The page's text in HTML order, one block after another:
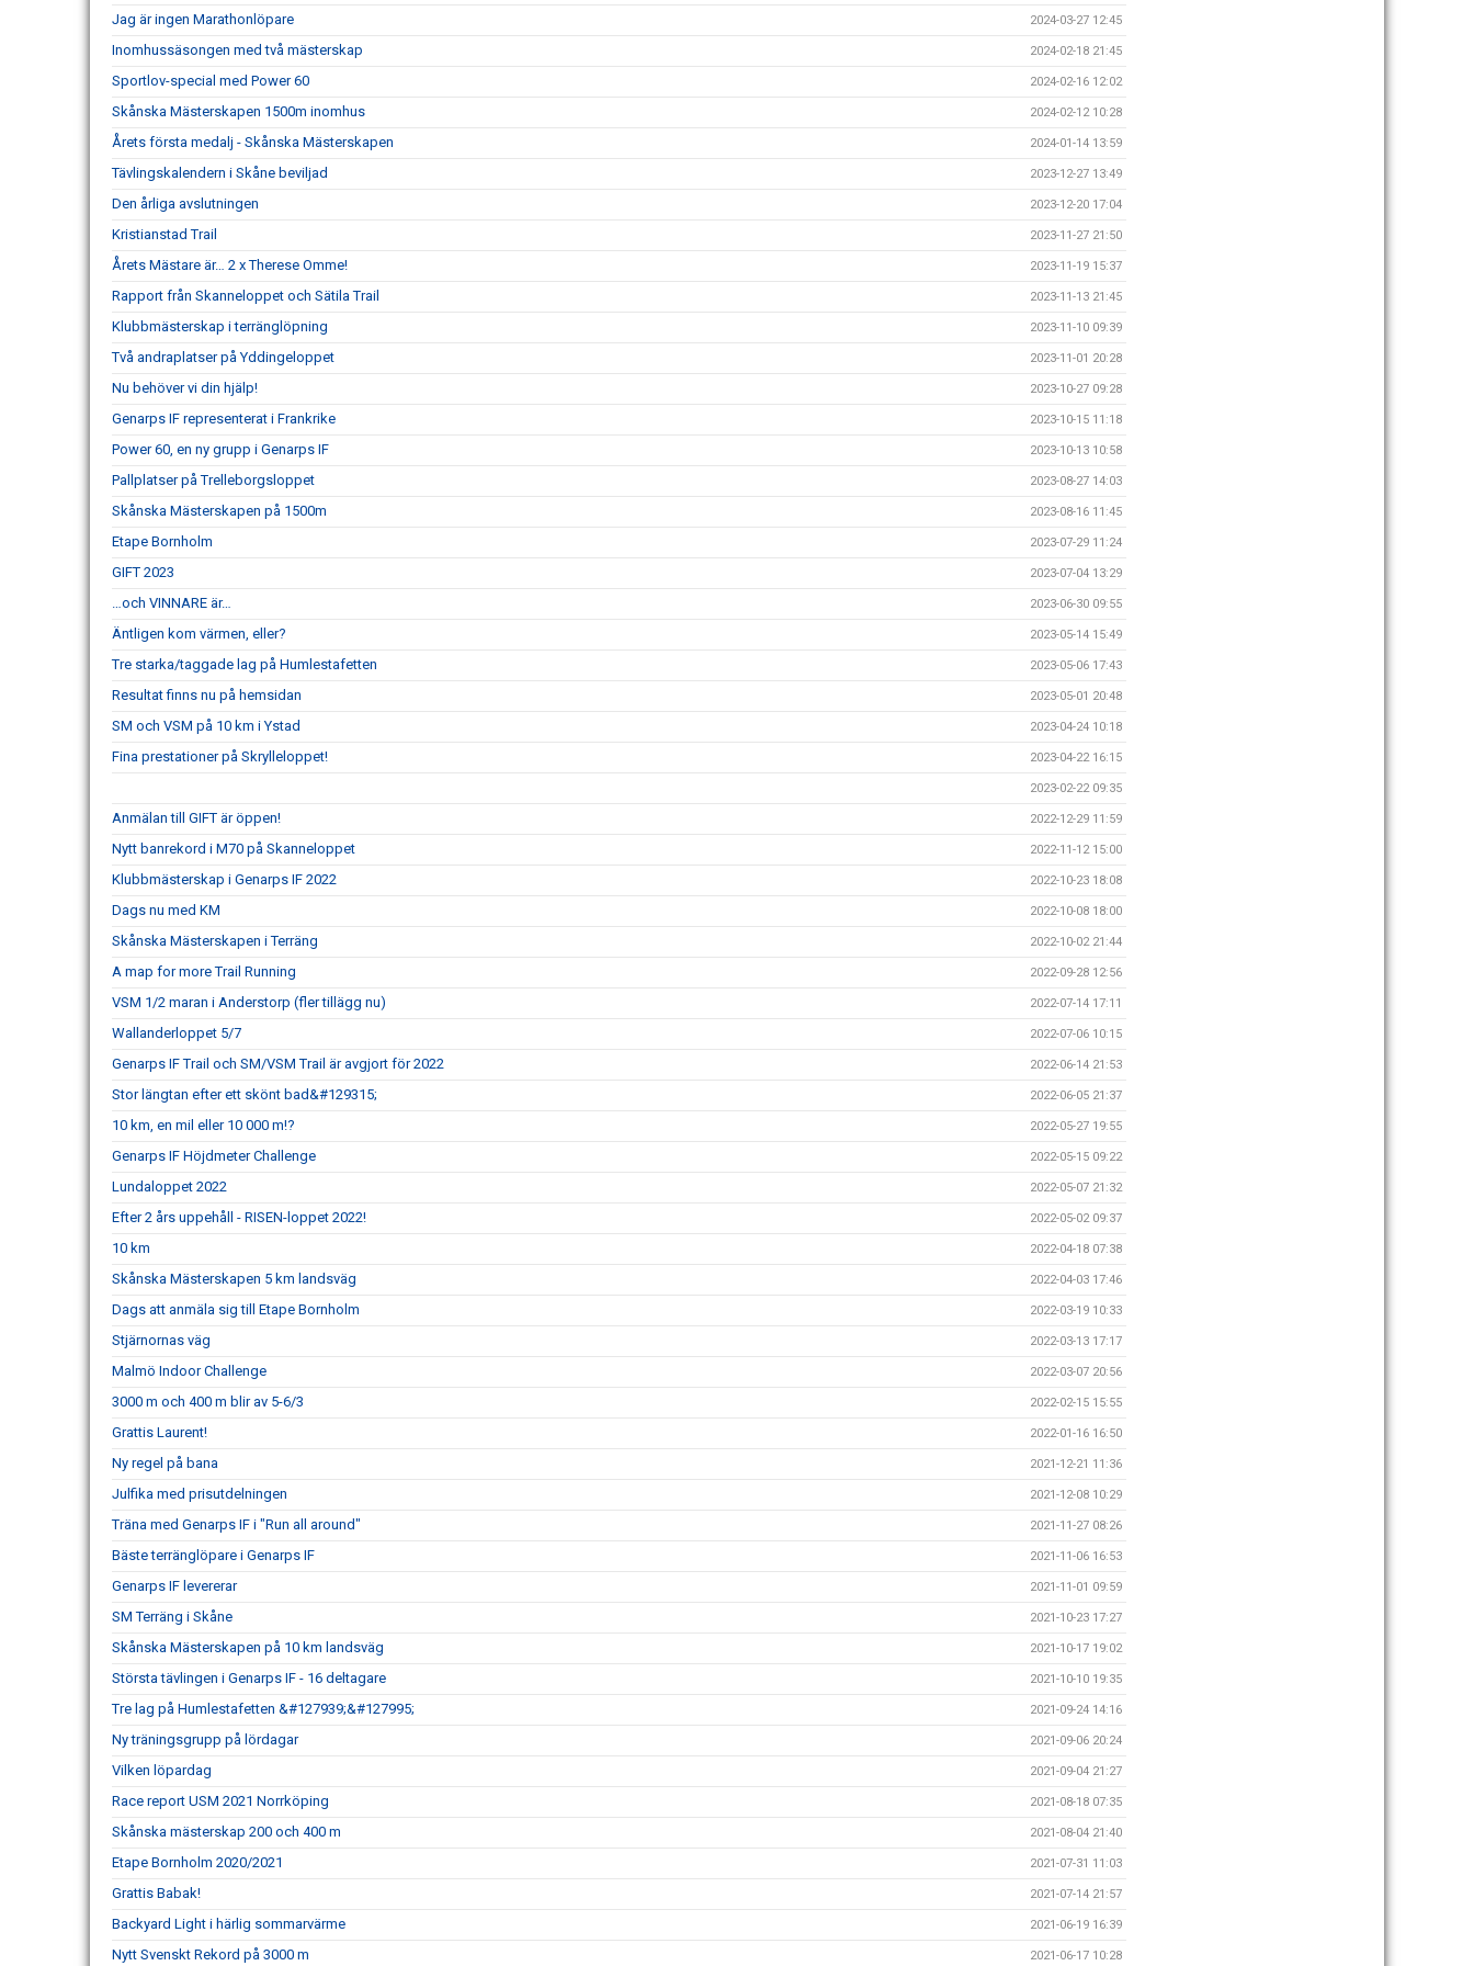
Jag är ingen Marathonlöpare 2024-03-27 12:45
Inomhussäsongen med två mästerskap 2024-02-18 21:45
Sportlov-special med Power 60 2024-02-16 12:02
Skånska Mästerskapen 1500m inomhus 2024-02-12 10:28
Årets första medalj - Skånska Mästerskapen 2024-01-14 13:59
Tävlingskalendern i Skåne beviljad 2023-12-27 13:49
Den årliga avslutningen 2023-12-20 17:04
Kristianstad Trail 2023-11-27 21:50
Årets Mästare är… 2 x Therese Omme! 2023-11-19 15:37
Rapport från Skanneloppet och Sätila Trail 2023-11-13 21:45
Klubbmästerskap i terränglöpning 2023-11-10 09:39
Två andraplatser på Yddingeloppet 2023-11-01 20:28
Nu behöver vi din hjälp! 2023-10-27 09:28
Genarps IF representerat i Frankrike 2023-10-15 11:18
Power 60, en ny grupp i Genarps IF 2023-10-13 10:58
Pallplatser på Trelleborgsloppet 2023-08-27 14:03
Skånska Mästerskapen på 1500m 2023-08-16 11:45
Etape Bornholm 2023-07-29 11:24
GIFT 2023 2023-07-04 13:29
…och VINNARE är… 2023-06-30 09:55
Äntligen kom värmen, eller? 2023-05-14 15:49
Tre starka/taggade lag på Humlestafetten 2023-05-06 17:43
Resultat finns nu på hemsidan 2023-05-01 20:48
SM och VSM på 10 km i Ystad 2023-04-24 10:18
Fina prestationer på Skrylleloppet! 2023-04-22 16:15
2023-02-22 09:35
Anmälan till GIFT är öppen! 2022-12-29 11:59
Nytt banrekord i M70 på Skanneloppet 2022-11-12 15:00
Klubbmästerskap i Genarps IF 2022 2022-10-23 18:08
Dags nu med KM 2022-10-08 18:00
Skånska Mästerskapen i Terräng 2022-10-02 21:44
A map for more Trail Running 2022-09-28 12:56
VSM 1/2 maran i Anderstorp (fler tillägg nu) 2022-07-14 17:11
Wallanderloppet 5/7 2022-07-06 10:15
Genarps IF Trail och SM/VSM Trail är avgjort för 2022 2022-06-14 21:53
Stor längtan efter ett skönt bad&#129315; 2022-06-05 21:37
10 km, en mil eller 10 000 m!? 2022-05-27 19:55
Genarps IF Höjdmeter Challenge 2022-05-15 09:22
Lundaloppet 2022 2022-05-07 21:32
Efter 2 års uppehåll - RISEN-loppet 2022! 2022-05-02 09:37
10 km 2022-04-18 07:38
Skånska Mästerskapen 5 km landsväg 2022-04-03 17:46
Dags att anmäla sig till Etape Bornholm 2022-03-19 10:33
Stjärnornas väg 2022-03-13 17:17
Malmö Indoor Challenge 2022-03-07 20:56
3000 m och 400 m blir av 5-6/3 2022-02-15 15:55
Grattis Laurent! 2022-01-16 16:50
Ny regel på bana 2021-12-21 11:36
Julfika med prisutdelningen 2021-12-08 10:29
Träna med Genarps IF i "Run all around" 2021-11-27 08:26
Bäste terränglöpare i Genarps IF 2021-11-06 16:53
Genarps IF levererar 2021-11-01 09:59
SM Terräng i Skåne 2021-10-23 17:27
Skånska Mästerskapen på 10 km landsväg 2021-10-17 19:02
Största tävlingen i Genarps IF - 16 deltagare 2021-10-10 19:35
Tre lag på Humlestafetten &#127939;&#127995; 2021-09-24 14:16
Ny träningsgrupp på lördagar 2021-09-06 20:24
Vilken löpardag 2021-09-04 21:27
Race report USM 2021 Norrköping 2021-08-18 07:35
Skånska mästerskap 200 och 400 m 2021-08-04 21:40
Etape Bornholm 2020/2021 2021-07-31 11:03
Grattis Babak! 2021-07-14 21:57
Backyard Light i härlig sommarvärme 2021-06-19 16:39
Nytt Svenskt Rekord på 3000 m 2021-06-17 10:28